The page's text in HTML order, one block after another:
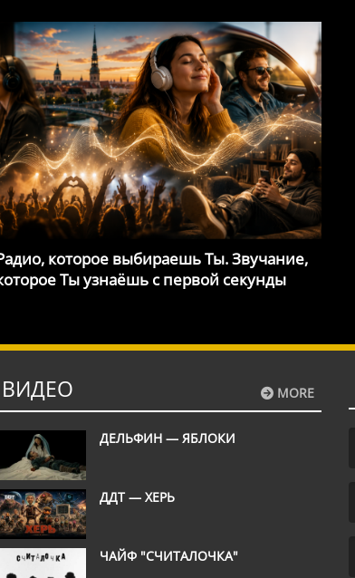
которое выбираешь Ты. Звучание,
Ты узнаёшь с первой секунды
MORE
ВИДЕО
ДЕЛЬФИН — ЯБЛОКИ
ДДТ — ХЕРЬ
ЧАЙФ "СЧИТАЛОЧКА"